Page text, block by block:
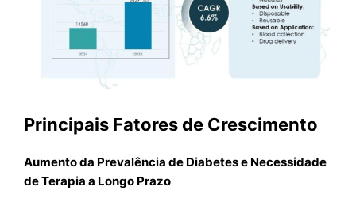
Principais Fatores de Crescimento
Aumento da Prevalência de Diabetes e Necessidade
de Terapia a Longo Prazo